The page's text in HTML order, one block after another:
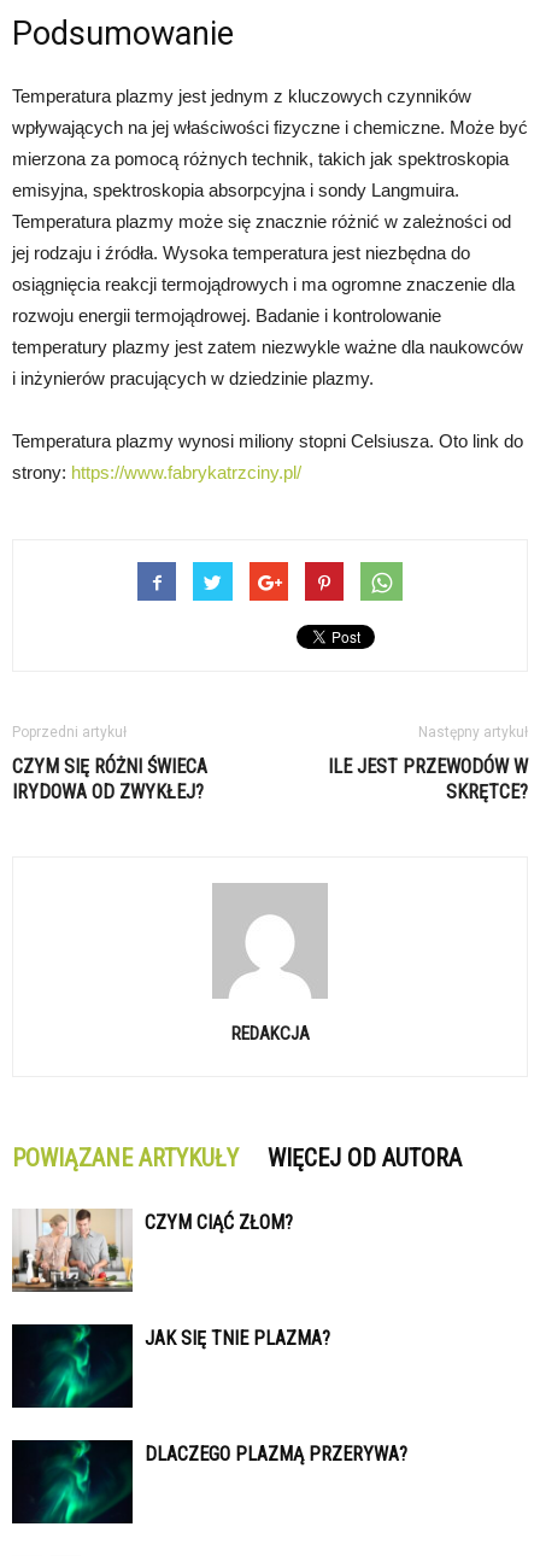
Podsumowanie
Temperatura plazmy jest jednym z kluczowych czynników
wpływających na jej właściwości fizyczne i chemiczne. Może być
mierzona za pomocą różnych technik, takich jak spektroskopia
emisyjna, spektroskopia absorpcyjna i sondy Langmuira.
Temperatura plazmy może się znacznie różnić w zależności od
jej rodzaju i źródła. Wysoka temperatura jest niezbędna do
osiągnięcia reakcji termojądrowych i ma ogromne znaczenie dla
rozwoju energii termojądrowej. Badanie i kontrolowanie
temperatury plazmy jest zatem niezwykle ważne dla naukowców
i inżynierów pracujących w dziedzinie plazmy.
Temperatura plazmy wynosi miliony stopni Celsiusza. Oto link do
strony: https://www.fabrykatrzciny.pl/
Poprzedni artykuł
CZYM SIĘ RÓŻNI ŚWIECA
IRYDOWA OD ZWYKŁEJ?
Następny artykuł
ILE JEST PRZEWODÓW W
SKRĘTCE?
REDAKCJA
POWIĄZANE ARTYKUŁY WIĘCEJ OD AUTORA
CZYM CIĄĆ ZŁOM?
JAK SIĘ TNIE PLAZMA?
DLACZEGO PLAZMĄ PRZERYWA?